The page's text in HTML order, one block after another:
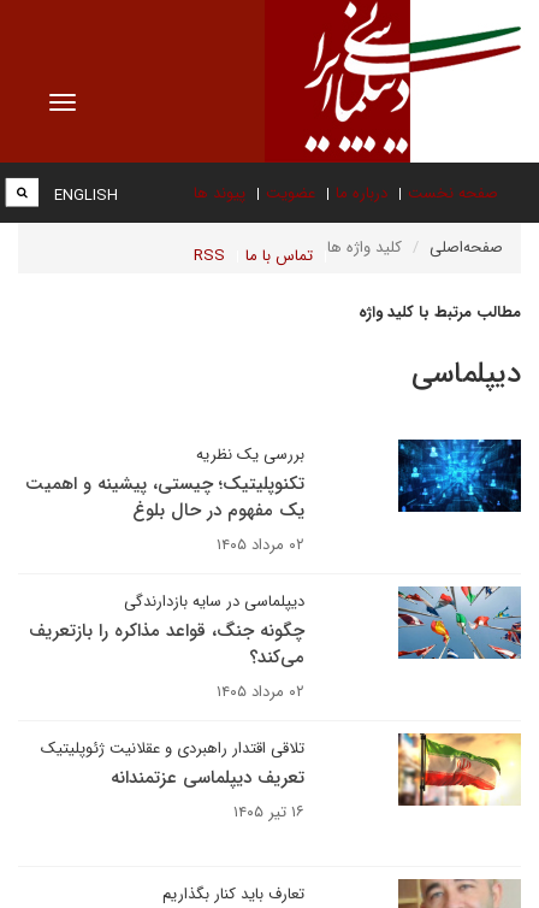
Toggle
صفحه نخست درباره ما عضویت پیوند ها
تماس با ما RSS
ENGLISH
صفحه‌اصلی کلید واژه ها
مطالب مرتبط با کلید واژه
دیپلماسی
بررسی یک نظریه
تکنوپلیتیک؛ چیستی، پیشینه و اهمیت
یک مفهوم در حال بلوغ
۰۲ مرداد ۱۴۰۵
دیپلماسی در سایه بازدارندگی
چگونه جنگ، قواعد مذاکره را بازتعریف
می‌کند؟
۰۲ مرداد ۱۴۰۵
تلاقی اقتدار راهبردی و عقلانیت ژئوپلیتیک
تعریف دیپلماسی عزتمندانه
۱۶ تیر ۱۴۰۵
تعارف باید کنار بگذاریم